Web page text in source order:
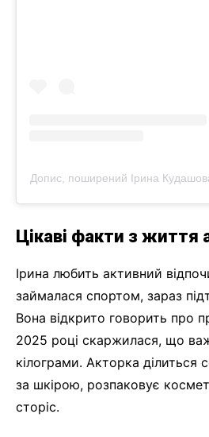
Допис, поширений Ірина
Цікаві факти з життя
Ірина любить активний
займалася спортом, зараз
Вона відкрито говорить про
2025 році скаржилася, що
кілограми. Акторка ділиться
за шкірою, розпаковує
сторіс.